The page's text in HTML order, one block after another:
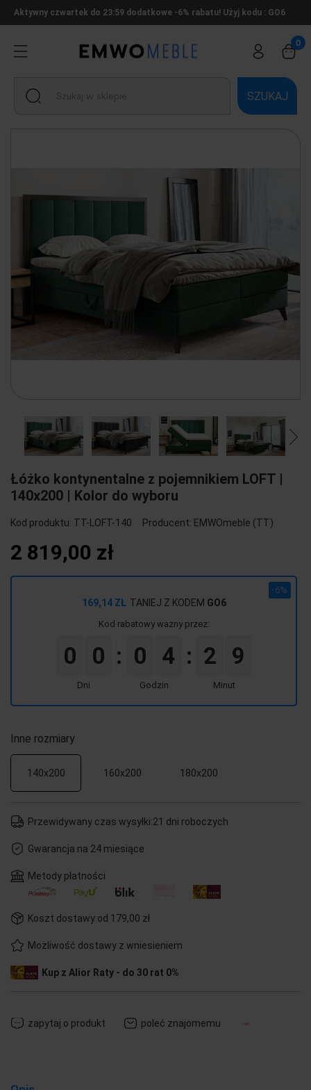
Aktywny czwartek do 23:59 dodatkowe -6% rabatu! Użyj kodu : GO6
SZUKAJ
Łóżko kontynentalne z pojemnikiem LOFT |
140x200 | Kolor do wyboru
Kod produktu: TT-LOFT-140 Producent: EMWOmeble (TT)
2 819,00 zł
169,14 ZŁ TANIEJ Z KODEM GO6
Kod rabatowy ważny przez:
-6%
0 0
Dni
: 0 4
Godzin
: 2 9
Minut
Inne rozmiary
140x200 160x200 180x200
Przewidywany czas wysyłki:21 dni roboczych
Gwarancja na 24 miesiące
Metody płatności
Koszt dostawy:od 179,00 zł
Możliwość dostawy z wniesieniem
Kup z Alior Raty - do 30 rat 0%
zapytaj o produkt poleć znajomemu